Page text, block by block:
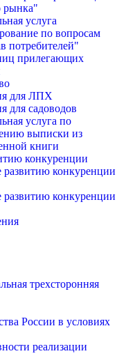
рынка"
услуга
по вопросам
потребителей"
прилегающих
для ЛПХ
для садоводов
услуга по
выписки из
книги
конкуренции
развитию конкуренции
развитию конкуренции
трехсторонняя
России в условиях
реализации